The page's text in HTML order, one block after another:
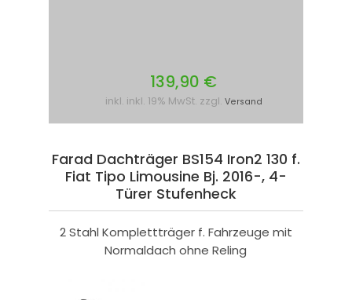
139,90 €
inkl. inkl. 19% MwSt. zzgl. Versand
Farad Dachträger BS154 Iron2 130 f.
Fiat Tipo Limousine Bj. 2016-, 4-
Türer Stufenheck
2 Stahl Komplettträger f. Fahrzeuge mit
Normaldach ohne Reling